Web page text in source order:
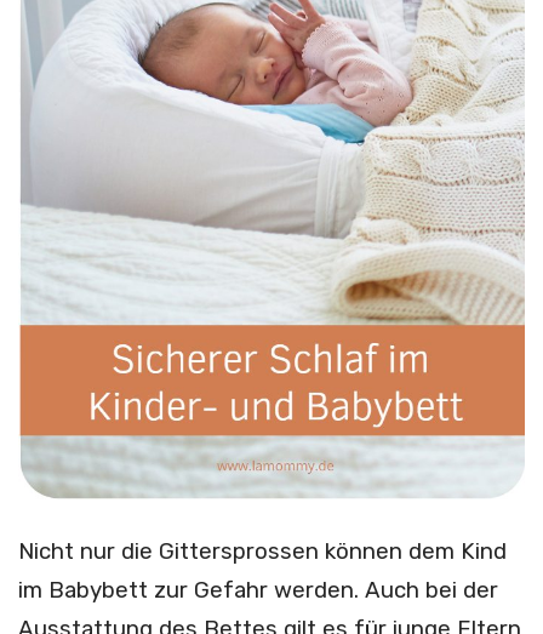
Nicht nur die Gittersprossen können dem Kind
im Babybett zur Gefahr werden. Auch bei der